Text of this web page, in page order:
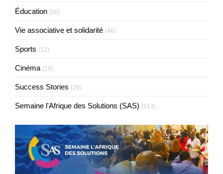
Éducation (56)
Vie associative et solidarité (46)
Sports (12)
Cinéma (18)
Success Stories (29)
Semaine l'Afrique des Solutions (SAS) (514)